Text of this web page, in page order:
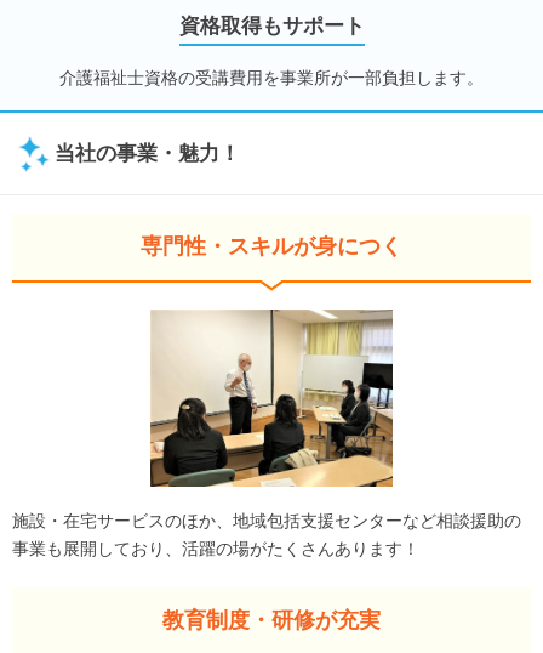
資格取得もサポート
介護福祉士資格の受講費用を事業所が一部負担します。
当社の事業・魅力！
専門性・スキルが身につく
施設・在宅サービスのほか、地域包括支援センターなど相談援助の
事業も展開しており、活躍の場がたくさんあります！
教育制度・研修が充実